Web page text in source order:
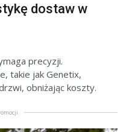
dostaw w
precyzji.
takie jak Genetix,
obniżając koszty.